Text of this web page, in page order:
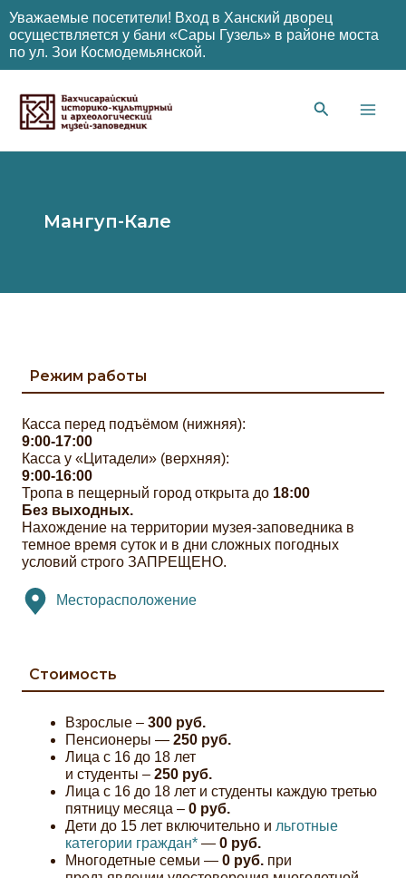
Уважаемые посетители! Вход в Ханский дворец
осуществляется у бани «Сары Гузель» в районе моста
по ул. Зои Космодемьянской.
содержимому
Мангуп-Кале
Режим работы
Касса перед подъёмом (нижняя):
9:00-17:00
Касса у «Цитадели» (верхняя):
9:00-16:00
Тропа в пещерный город открыта до 18:00
Без выходных.
Нахождение на территории музея-заповедника в
темное время суток и в дни сложных погодных
условий строго ЗАПРЕЩЕНО.
Месторасположение
Стоимость
Взрослые – 300 руб.
Пенсионеры — 250 руб.
Лица с 16 до 18 лет
и студенты – 250 руб.
Лица с 16 до 18 лет и студенты каждую третью
пятницу месяца – 0 руб.
Дети до 15 лет включительно и льготные
категории граждан* — 0 руб.
Многодетные семьи — 0 руб. при